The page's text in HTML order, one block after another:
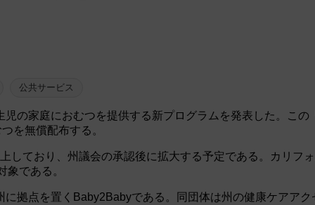
公共サービス
の家庭におむつを提供する新プログラムを発表した。こ
を無償配布する。
しており、州議会の承認後に拡大する予定である。カリフ
である。
拠点を置くBaby2Babyである。同団体は州の健康ケアア